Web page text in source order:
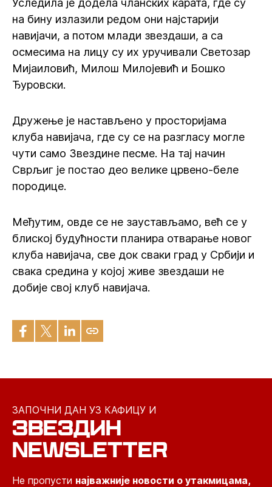
Уследила је додела чланских карата, где су
на бину излазили редом они најстарији
навијачи, а потом млади звездаши, а са
осмесима на лицу су их уручивали Светозар
Мијаиловић, Милош Милојевић и Бошко
Ђуровски.
Дружење је настављено у просторијама
клуба навијача, где су се на разгласу могле
чути само Звездине песме. На тај начин
Сврљиг је постао део велике црвено-беле
породице.
Међутим, овде се не заустављамо, већ се у
блиској будућности планира отварање новог
клуба навијача, све док сваки град у Србији и
свака средина у којој живе звездаши не
добије свој клуб навијача.
ЗАПОЧНИ ДАН УЗ КАФИЦУ И
ЗВЕЗДИН
NEWSLETTER
Не пропусти најважније новости о утакмицама,